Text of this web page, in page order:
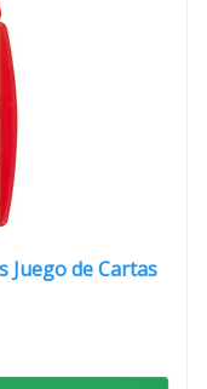
Juego de Cartas